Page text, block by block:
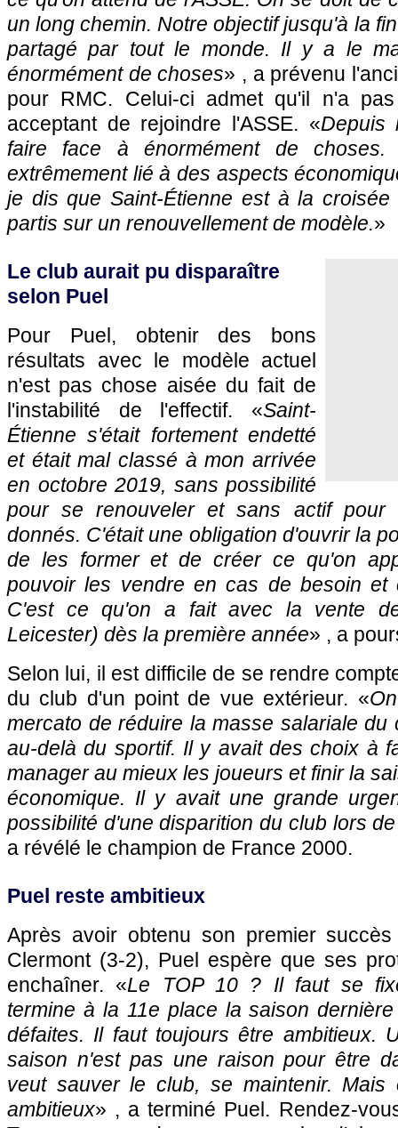
un long chemin. Notre objectif jusqu'à la
partagé par tout le monde. Il y a le
énormément de choses» , a prévenu
pour RMC. Celui-ci admet qu'il n'a
acceptant de rejoindre l'ASSE. «Depuis
faire face à énormément de choses.
extrêmement lié à des aspects
je dis que Saint-Étienne est à la
partis sur un renouvellement de modèle.»
Le club aurait pu disparaître
selon Puel
Pour Puel, obtenir des bons
résultats avec le modèle actuel
n'est pas chose aisée du fait de
l'instabilité de l'effectif. «Saint-
Étienne s'était fortement endetté
et était mal classé à mon arrivée
en octobre 2019, sans possibilité
pour se renouveler et sans actif pour
donnés. C'était une obligation d'ouvrir la
de les former et de créer ce qu'on
pouvoir les vendre en cas de besoin et
C'est ce qu'on a fait avec la vente
Leicester) dès la première année» , a
Selon lui, il est difficile de se rendre
du club d'un point de vue extérieur. «
mercato de réduire la masse salariale du
au-delà du sportif. Il y avait des choix à
manager au mieux les joueurs et finir la
économique. Il y avait une grande
possibilité d'une disparition du club lors
a révélé le champion de France 2000.
Puel reste ambitieux
Après avoir obtenu son premier
Clermont (3-2), Puel espère que ses
enchaîner. «Le TOP 10 ? Il faut se
termine à la 11e place la saison
défaites. Il faut toujours être ambitieux.
saison n'est pas une raison pour être
veut sauver le club, se maintenir.
ambitieux» , a terminé Puel. Rendez-